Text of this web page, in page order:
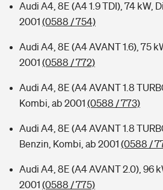
Audi A4, 8E (A4 1.9 TDI), 74 kW,
2001 (0588 / 754)
Audi A4, 8E (A4 AVANT 1.6), 75
2001 (0588 / 772)
Audi A4, 8E (A4 AVANT 1.8
Kombi, ab 2001 (0588 / 773)
Audi A4, 8E (A4 AVANT 1.8
Benzin, Kombi, ab 2001 (0588 /
Audi A4, 8E (A4 AVANT 2.0), 96
2001 (0588 / 775)